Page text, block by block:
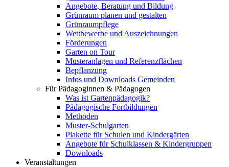
Angebote, Beratung und Bildung
Grünraum planen und gestalten
Grünraumpflege
Wettbewerbe und Auszeichnungen
Förderungen
Garten on Tour
Musteranlagen und Referenzflächen
Bepflanzung
Infos und Downloads Gemeinden
Für Pädagoginnen & Pädagogen
Was ist Gartenpädagogik?
Pädagogische Fortbildungen
Methoden
Muster-Schulgarten
Plakette für Schulen und Kindergärten
Angebote für Schulklassen & Kindergruppen
Downloads
Veranstaltungen